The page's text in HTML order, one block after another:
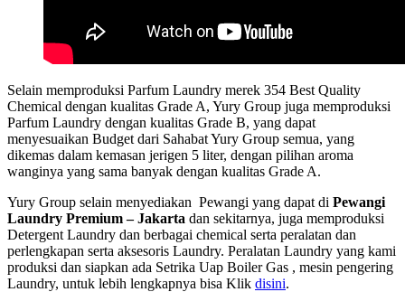
Selain memproduksi Parfum Laundry merek 354 Best Quality
Chemical dengan kualitas Grade A, Yury Group juga memproduksi
Parfum Laundry dengan kualitas Grade B, yang dapat
menyesuaikan Budget dari Sahabat Yury Group semua, yang
dikemas dalam kemasan jerigen 5 liter, dengan pilihan aroma
wanginya yang sama banyak dengan kualitas Grade A.
Yury Group selain menyediakan Pewangi yang dapat di Pewangi
Laundry Premium – Jakarta dan sekitarnya, juga memproduksi
Detergent Laundry dan berbagai chemical serta peralatan dan
perlengkapan serta aksesoris Laundry. Peralatan Laundry yang kami
produksi dan siapkan ada Setrika Uap Boiler Gas , mesin pengering
Laundry, untuk lebih lengkapnya bisa Klik disini.